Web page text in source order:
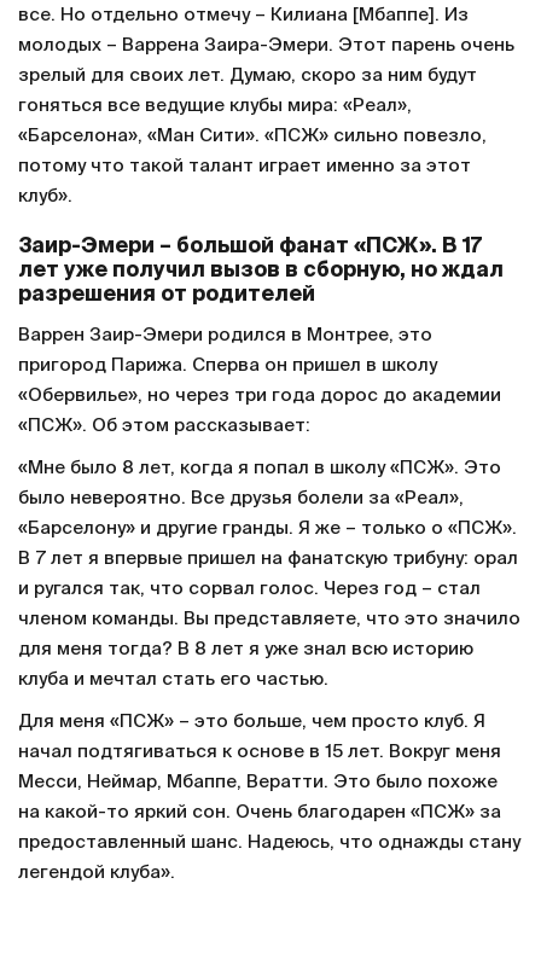
все. Но отдельно отмечу – Килиана [Мбаппе]. Из
молодых – Варрена Заира-Эмери. Этот парень очень
зрелый для своих лет. Думаю, скоро за ним будут
гоняться все ведущие клубы мира: «Реал»,
«Барселона», «Ман Сити». «ПСЖ» сильно повезло,
потому что такой талант играет именно за этот
клуб».
Заир-Эмери – большой фанат «ПСЖ». В 17
лет уже получил вызов в сборную, но ждал
разрешения от родителей
Варрен Заир-Эмери родился в Монтрее, это
пригород Парижа. Сперва он пришел в школу
«Обервилье», но через три года дорос до академии
«ПСЖ». Об этом рассказывает:
«Мне было 8 лет, когда я попал в школу «ПСЖ». Это
было невероятно. Все друзья болели за «Реал»,
«Барселону» и другие гранды. Я же – только о «ПСЖ».
В 7 лет я впервые пришел на фанатскую трибуну: орал
и ругался так, что сорвал голос. Через год – стал
членом команды. Вы представляете, что это значило
для меня тогда? В 8 лет я уже знал всю историю
клуба и мечтал стать его частью.
Для меня «ПСЖ» – это больше, чем просто клуб. Я
начал подтягиваться к основе в 15 лет. Вокруг меня
Месси, Неймар, Мбаппе, Вератти. Это было похоже
на какой-то яркий сон. Очень благодарен «ПСЖ» за
предоставленный шанс. Надеюсь, что однажды стану
легендой клуба».